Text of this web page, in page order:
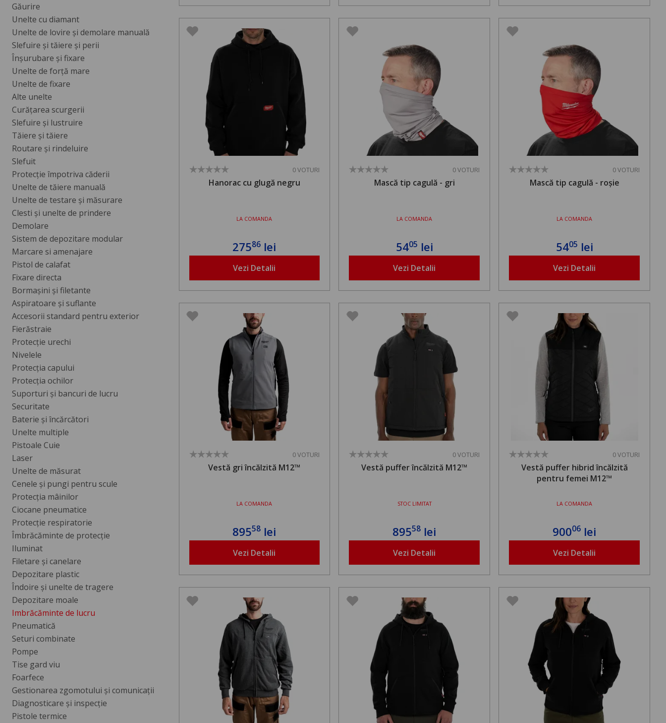
Găurire
Unelte cu diamant
Unelte de lovire și demolare manuală
Slefuire și tăiere și perii
Înșurubare și fixare
Unelte de forță mare
Unelte de fixare
Alte unelte
Curăţarea scurgerii
Slefuire şi lustruire
Tăiere şi tăiere
Routare şi rindeluire
Slefuit
Protecţie împotriva căderii
Unelte de tăiere manuală
Unelte de testare şi măsurare
Clesti şi unelte de prindere
Demolare
Sistem de depozitare modular
Marcare si amenajare
Pistol de calafat
Fixare directa
Bormașini și filetante
Aspiratoare și suflante
Accesorii standard pentru exterior
Fierăstraie
Protecție urechi
Nivelele
Protecția capului
Protecția ochilor
Suporturi și bancuri de lucru
Securitate
Baterie și încărcători
Unelte multiple
Pistoale Cuie
Laser
Unelte de măsurat
Cenele și pungi pentru scule
Protecția mâinilor
Ciocane pneumatice
Protecție respiratorie
Îmbrăcăminte de protecție
Iluminat
Filetare și canelare
Depozitare plastic
Îndoire și unelte de tragere
Depozitare moale
Imbrăcăminte de lucru
Pneumatică
Seturi combinate
Pompe
Tise gard viu
Foarfece
Gestionarea zgomotului și comunicații
Diagnosticare și inspecție
Pistole termice
0 VOTURI
Hanorac cu glugă negru
LA COMANDA
27586 lei
Vezi Detalii
0 VOTURI
Mască tip cagulă - gri
LA COMANDA
5405 lei
Vezi Detalii
0 VOTURI
Mască tip cagulă - roșie
LA COMANDA
5405 lei
Vezi Detalii
0 VOTURI
Vestă gri încălzită M12™
LA COMANDA
89558 lei
Vezi Detalii
0 VOTURI
Vestă puffer încălzită M12™
STOC LIMITAT
89558 lei
Vezi Detalii
0 VOTURI
Vestă puffer hibrid încălzită
pentru femei M12™
LA COMANDA
90006 lei
Vezi Detalii